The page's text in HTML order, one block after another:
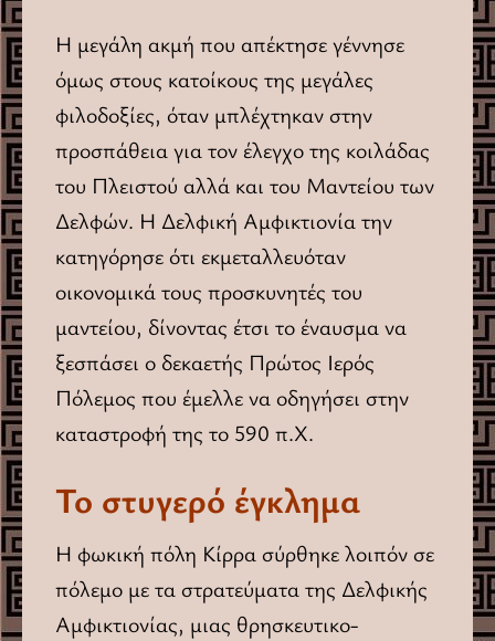
Η μεγάλη ακμή που απέκτησε γέννησε
όμως στους κατοίκους της μεγάλες
φιλοδοξίες, όταν μπλέχτηκαν στην
προσπάθεια για τον έλεγχο της κοιλάδας
του Πλειστού αλλά και του Μαντείου των
Δελφών. Η Δελφική Αμφικτιονία την
κατηγόρησε ότι εκμεταλλευόταν
οικονομικά τους προσκυνητές του
μαντείου, δίνοντας έτσι το έναυσμα να
ξεσπάσει ο δεκαετής Πρώτος Ιερός
Πόλεμος που έμελλε να οδηγήσει στην
καταστροφή της το 590 π.Χ.
Το στυγερό έγκλημα
Η φωκική πόλη Κίρρα σύρθηκε λοιπόν σε
πόλεμο με τα στρατεύματα της Δελφικής
Αμφικτιονίας, μιας θρησκευτικο-